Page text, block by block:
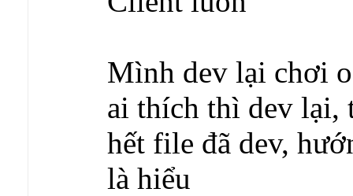
Mình dev lại chơi
ai thích thì dev lại,
hết file đã dev,
là hiểu